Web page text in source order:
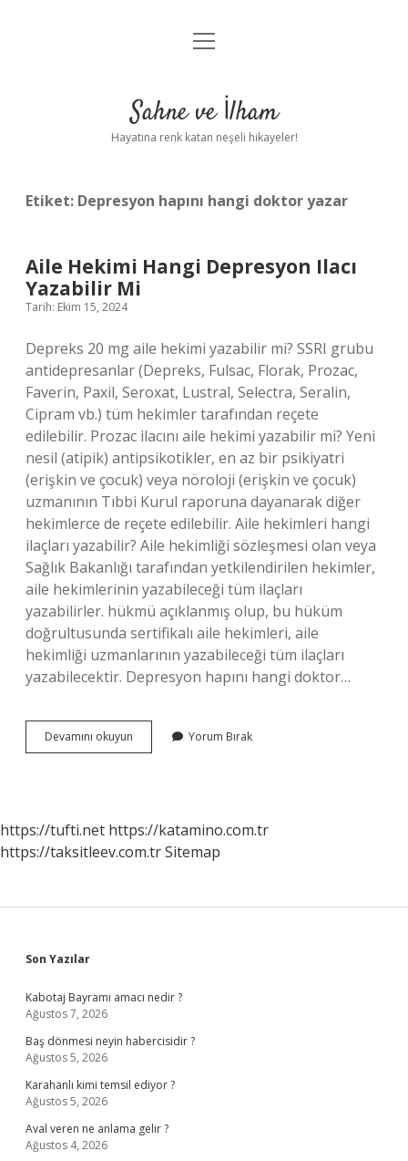
Anasayfa
Yasal Uyarı
menüyü
Sahne ve İlham
Hayatına renk katan neşeli hikayeler!
Etiket: Depresyon hapını hangi doktor yazar
Aile Hekimi Hangi Depresyon Ilacı
Yazabilir Mi
Tarih: Ekim 15, 2024
Depreks 20 mg aile hekimi yazabilir mi? SSRI grubu
antidepresanlar (Depreks, Fulsac, Florak, Prozac,
Faverin, Paxil, Seroxat, Lustral, Selectra, Seralin,
Cipram vb.) tüm hekimler tarafından reçete
edilebilir. Prozac ilacını aile hekimi yazabilir mi? Yeni
nesil (atipik) antipsikotikler, en az bir psikiyatri
(erişkin ve çocuk) veya nöroloji (erişkin ve çocuk)
uzmanının Tıbbi Kurul raporuna dayanarak diğer
hekimlerce de reçete edilebilir. Aile hekimleri hangi
ilaçları yazabilir? Aile hekimliği sözleşmesi olan veya
Sağlık Bakanlığı tarafından yetkilendirilen hekimler,
aile hekimlerinin yazabileceği tüm ilaçları
yazabilirler. hükmü açıklanmış olup, bu hüküm
doğrultusunda sertifikalı aile hekimleri, aile
hekimliği uzmanlarının yazabileceği tüm ilaçları
yazabilecektir. Depresyon hapını hangi doktor…
Devamını okuyun
Hekimi
Mi
Yorum Bırak
https://tufti.net https://katamino.com.tr
https://taksitleev.com.trSitemap
Sidebar
Son Yazılar
Kabotaj Bayramı amacı nedir ?
Ağustos 7, 2026
Baş dönmesi neyin habercisidir ?
Ağustos 5, 2026
Karahanlı kimi temsil ediyor ?
Ağustos 5, 2026
Aval veren ne anlama gelir ?
Ağustos 4, 2026